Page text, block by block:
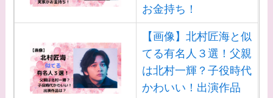
お金持ち！
【画像】北村匠海と似
てる有名人３選！父親
は北村一輝？子役時代
かわいい！出演作品